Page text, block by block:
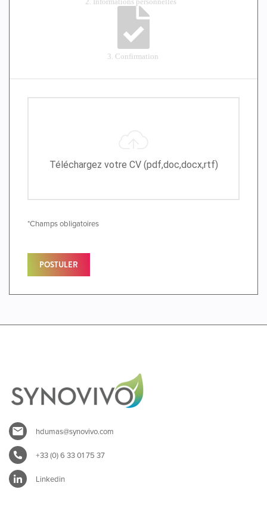
Téléchargez votre CV (pdf,doc,docx,rtf)
*Champs obligatoires
POSTULER
hdumas@synovivo.com
+33 (0) 6 33 01 75 37
Linkedin